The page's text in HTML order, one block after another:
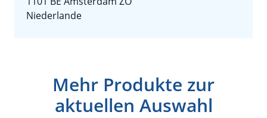
Niederlande
Mehr Produkte zur
aktuellen Auswahl